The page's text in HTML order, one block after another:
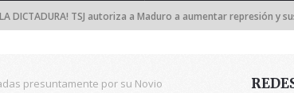
TSJ autoriza a Maduro a aumentar represión y
presuntamente por su Novio